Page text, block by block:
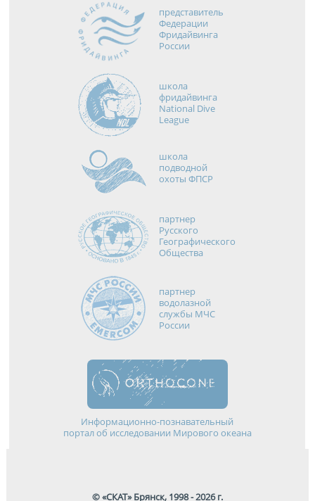
представитель
Федерации
Фридайвинга
России
школа
фридайвинга
National Dive
League
школа
подводной
охоты ФПСР
партнер
Русского
Географического
Общества
партнер
водолазной
службы МЧС
России
Информационно-познавательный
портал об исследовании Мирового океана
© «СКАТ» Брянск, 1998 - 2026 г.